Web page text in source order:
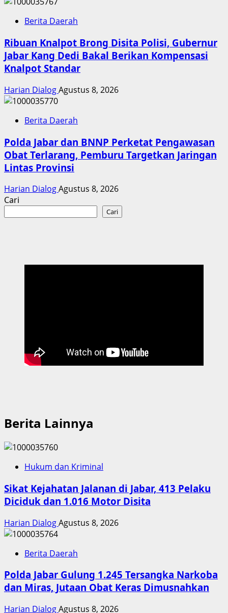
Berita Daerah
Ribuan Knalpot Brong Disita Polisi, Gubernur
Jabar Kang Dedi Bakal Berikan Kompensasi
Knalpot Standar
Harian DialogAgustus 8, 2026
Berita Daerah
Polda Jabar dan BNNP Perketat Pengawasan
Obat Terlarang, Pemburu Targetkan Jaringan
Lintas Provinsi
Harian DialogAgustus 8, 2026
Cari
Cari
Berita Lainnya
Hukum dan Kriminal
Sikat Kejahatan Jalanan di Jabar, 413 Pelaku
Diciduk dan 1.016 Motor Disita
Harian DialogAgustus 8, 2026
Berita Daerah
Polda Jabar Gulung 1.245 Tersangka Narkoba
dan Miras, Jutaan Obat Keras Dimusnahkan
Harian DialogAgustus 8, 2026